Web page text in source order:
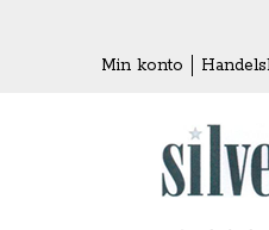
Min konto